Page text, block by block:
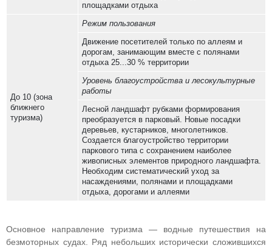
площадками отдыха
До 10 (зона
ближнего
туризма)
Режим пользования
Движение посетителей только по аллеям и
дорогам, занимающим вместе с полянами
отдыха 25...30 % территории
Уровень благоустройства и лесокультурные
работы
Лесной ландшафт рубками формирования
преобразуется в парковый. Новые посадки
деревьев, кустарников, многолетников.
Создается благоустройство территории
паркового типа с сохранением наиболее
живописных элементов природного ландшафта.
Необходим систематический уход за
насаждениями, полянами и площадками
отдыха, дорогами и аллеями
Основное направление туризма — водные путешествия на
безмоторных судах. Ряд небольших исторически сложившихся